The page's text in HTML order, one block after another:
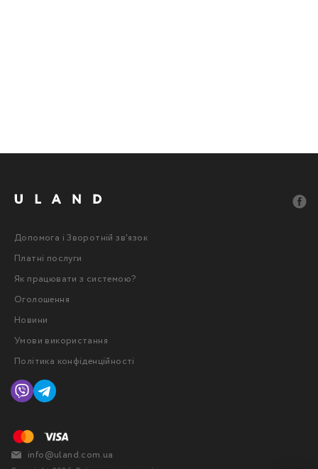
Допомога і Зворотній зв'язок
Платні послуги
Як працювати з системою?
Оголошення
Новини
Умови використання
Політика конфіденційності
info@uland.com.ua